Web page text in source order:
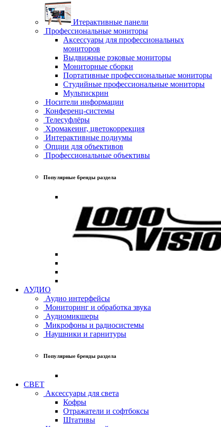
Итерактивные панели
Профессиональные мониторы
Аксессуары для профессиональных
мониторов
Выдвижные рэковые мониторы
Мониторные сборки
Портативные профессиональные мониторы
Студийные профессиональные мониторы
Мультискрин
Носители информации
Конференц-системы
Телесуфлёры
Хромакеинг, цветокоррекция
Интерактивные подиумы
Опции для объективов
Профессиональные объективы
Популярные бренды раздела
АУДИО
Аудио интерфейсы
Мониторинг и обработка звука
Аудиомикшеры
Микрофоны и радиосистемы
Наушники и гарнитуры
Популярные бренды раздела
СВЕТ
Аксессуары для света
Кофры
Отражатели и софтбоксы
Штативы